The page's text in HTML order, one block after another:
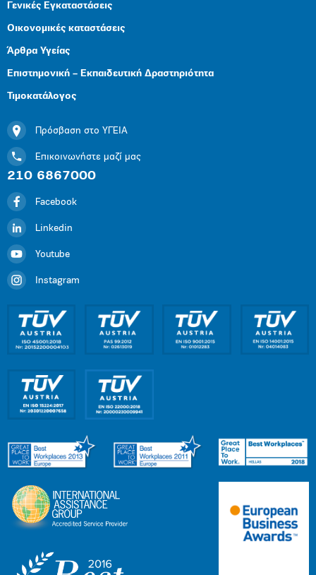
Γενικές Εγκαταστάσεις
Οικονομικές καταστάσεις
Άρθρα Υγείας
Επιστημονική – Εκπαιδευτική Δραστηριότητα
Τιμοκατάλογος
Πρόσβαση στο ΥΓΕΙΑ
Επικοινωνήστε μαζί μας
210 6867000
Facebook
Linkedin
Youtube
Instagram